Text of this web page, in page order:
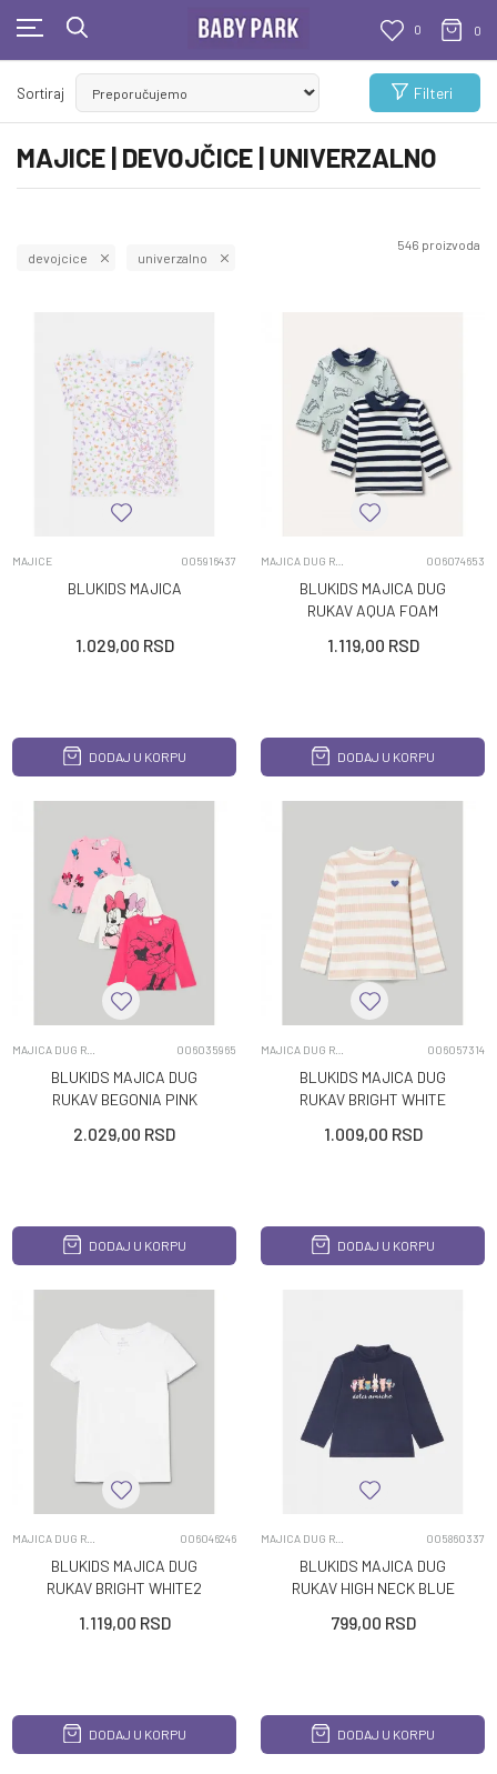
0 0
BESPLATNA ISPORUKA
Za sve porudžbine veće od 1000 RSD
MAJICE | DEVOJČICE | UNIVERZALNO
Sortiraj Filteri
devojcice univerzalno
546 proizvoda
MAJICE 005916437
BLUKIDS MAJICA
1.029,00 RSD
DODAJ U KORPU
006074653
BLUKIDS MAJICA DUG
RUKAV AQUA FOAM
1.119,00 RSD
DODAJ U KORPU
006035965
BLUKIDS MAJICA DUG
RUKAV BEGONIA PINK
2.029,00 RSD
DODAJ U KORPU
006057314
BLUKIDS MAJICA DUG
RUKAV BRIGHT WHITE
1.009,00 RSD
DODAJ U KORPU
006046246
BLUKIDS MAJICA DUG
RUKAV BRIGHT WHITE2
1.119,00 RSD
DODAJ U KORPU
005860337
BLUKIDS MAJICA DUG
RUKAV HIGH NECK BLUE
799,00 RSD
DODAJ U KORPU